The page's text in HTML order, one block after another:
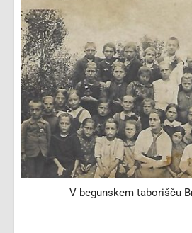
V begunskem taborišču